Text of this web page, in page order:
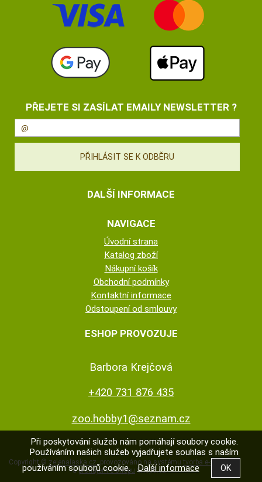
PŘEJETE SI ZASÍLAT EMAILY NEWSLETTER ?
DALŠÍ INFORMACE
NAVIGACE
Úvodní strana
Katalog zboží
Nákupní košík
Obchodní podmínky
Kontaktní informace
Odstoupení od smlouvy
ESHOP PROVOZUJE
Barbora Krejčová
+420 731 876 435
zoo.hobby1@seznam.cz
Copyright © zelenalaska.cz,provozováno na systému tvorba e-shopu
apronájem e-shopu Shop5.cz
Při poskytování služeb nám pomáhají soubory cookie.
Používáním našich služeb vyjadřujete souhlas s naším
používáním souborů cookie. Další informace